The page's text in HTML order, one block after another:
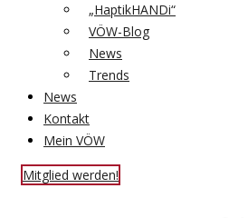
„HaptikHANDi“
VÖW-Blog
News
Trends
News
Kontakt
Mein VÖW
Mitglied werden!